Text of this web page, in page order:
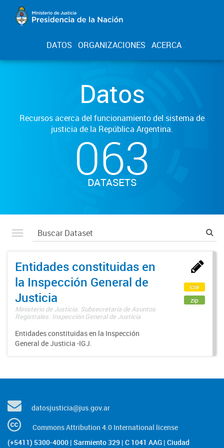
DATOS ORGANIZACIONES ACERCA
Datos
Recursos acerca del funcionamiento del sistema de
justicia de la República Argentina.
063
DATASETS
Entidades constituidas en
la Inspección General de
Justicia
Ministerio de Justicia. Subsecretaría de Asuntos
Registrales. Inspección General de Justicia
Entidades constituidas en la Inspección
General de Justicia -IGJ.
csv
zip
datosjusticia@jus.gov.ar
Commons Attribution 4.0 International license
(+5411) 5300-4000 | Sarmiento 329 | C 1041 AAG | Ciudad